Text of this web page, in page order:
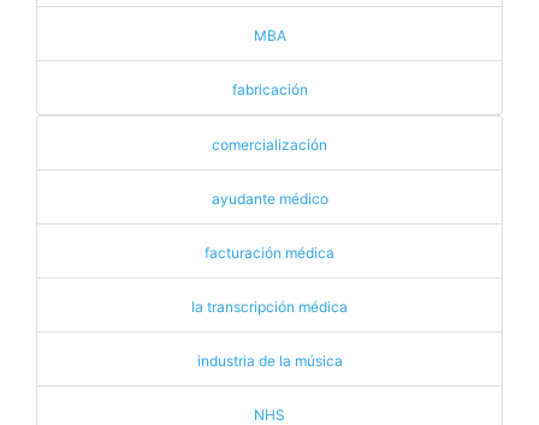
MBA
fabricación
comercialización
ayudante médico
facturación médica
la transcripción médica
industria de la música
NHS